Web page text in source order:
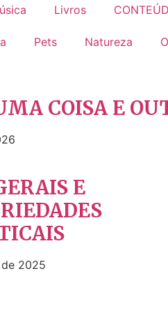
Livros
Pets Natureza
COISA E
E
2025